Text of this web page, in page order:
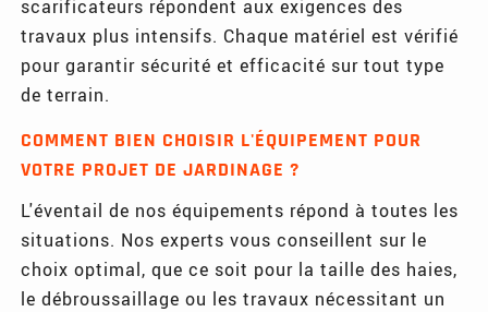
scarificateurs répondent aux exigences des
travaux plus intensifs. Chaque matériel est vérifié
pour garantir sécurité et efficacité sur tout type
de terrain.
COMMENT BIEN CHOISIR L'ÉQUIPEMENT POUR
VOTRE PROJET DE JARDINAGE ?
L'éventail de nos équipements répond à toutes les
situations. Nos experts vous conseillent sur le
choix optimal, que ce soit pour la taille des haies,
le débroussaillage ou les travaux nécessitant un